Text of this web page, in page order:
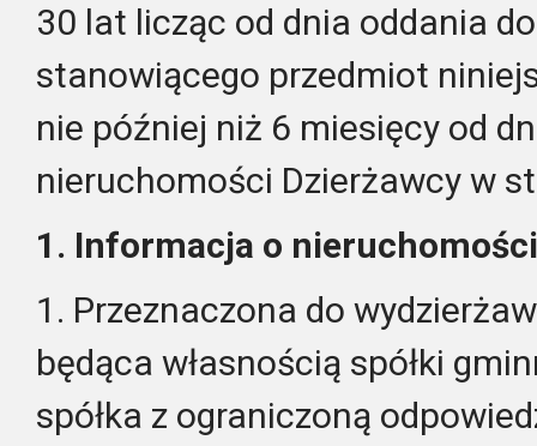
30 lat licząc od dnia oddania
stanowiącego przedmiot
nie później niż 6 miesięcy od
nieruchomości Dzierżawcy w
1. Informacja o
1. Przeznaczona do
będąca własnością spółki
spółka z ograniczoną